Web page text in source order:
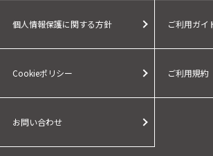
個人情報保護に関する方針 ご利用ガイ
Cookieポリシー ご利用規約
お問い合わせ